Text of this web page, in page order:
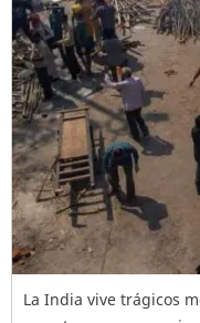
La India vive trágicos